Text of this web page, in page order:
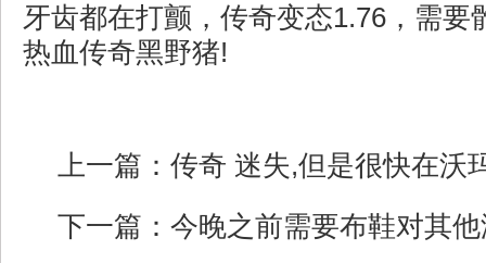
牙齿都在打颤，传奇变态1.76，需要
热血传奇黑野猪!
上一篇： 传奇 迷失,但是很快在沃
下一篇： 今晚之前需要布鞋对其